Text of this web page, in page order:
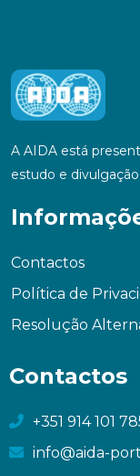
A AIDA está
estudo e
Contactos
Política de
Resolução
Contactos
+351 914 101
info@aida-